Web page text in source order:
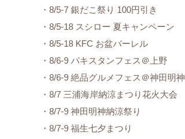
・8/5-7 銀だこ祭り 100円引き
・8/5-18 スシロー 夏キャンペーン
・8/5-18 KFC お盆バーレル
・8/6-9 パキスタンフェス＠上野
・8/6-9 絶品グルメフェス＠神田明神
・8/7 三浦海岸納涼まつり花火大会
・8/7-9 神田明神納涼祭り
・8/7-9 福生七夕まつり